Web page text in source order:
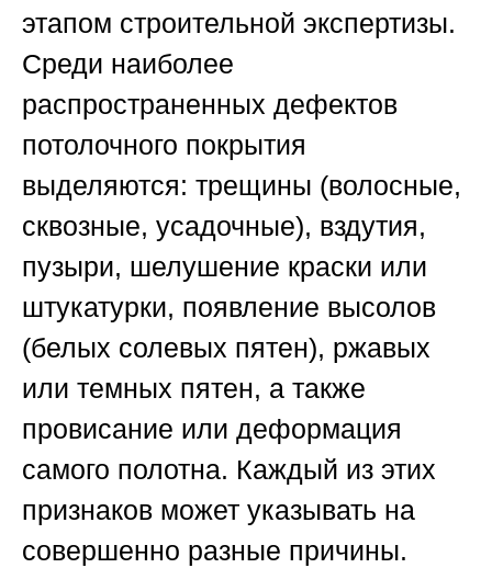
этапом строительной экспертизы.
Среди наиболее
распространенных дефектов
потолочного покрытия
выделяются: трещины (волосные,
сквозные, усадочные), вздутия,
пузыри, шелушение краски или
штукатурки, появление высолов
(белых солевых пятен), ржавых
или темных пятен, а также
провисание или деформация
самого полотна. Каждый из этих
признаков может указывать на
совершенно разные причины.